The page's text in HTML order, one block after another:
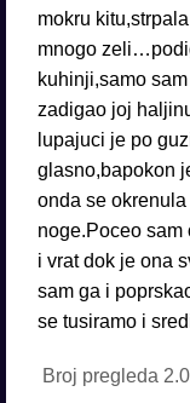
mokru
mnogo
kuhinji,samo
zadigao joj
lupajuci je po
glasno,bapokon
onda se
noge.Poceo sam
i vrat dok je ona
sam ga i
se tusiramo i
Broj pregleda